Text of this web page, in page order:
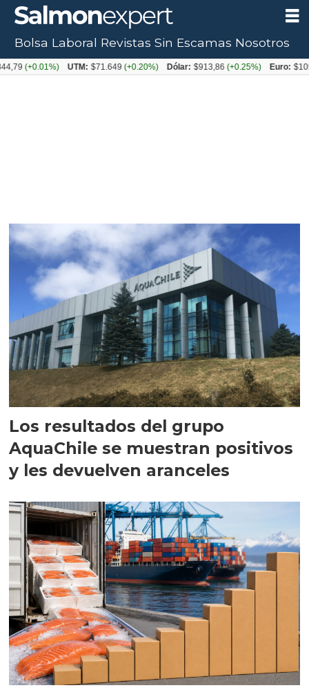
Tag:
Los resultados del grupo
AquaChile se muestran positivos
y les devuelven aranceles
Bolsa Laboral Revistas Sin Escamas Nosotros
UTM: $71.649 (+0.20%) Dólar: $913,86(+0.25%) Euro: $1053,08(-0.03%)